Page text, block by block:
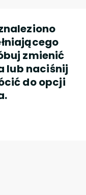
zmienić
lub naciśnij
do opcji